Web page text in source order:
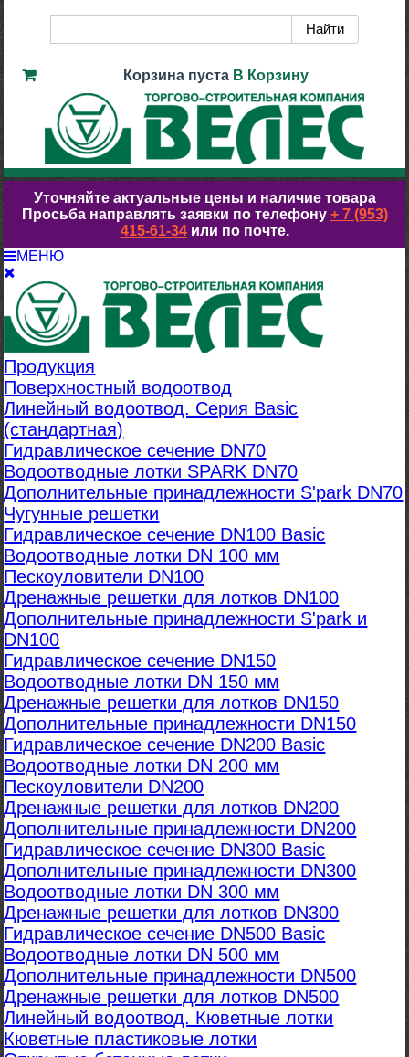
Корзина пуста В Корзину
Уточняйте актуальные цены и наличие товара
Просьба направлять заявки по телефону + 7 (953)
415-61-34или по почте.
МЕНЮ
Продукция
Поверхностный водоотвод
Линейный водоотвод. Серия Basic
(стандартная)
Гидравлическое сечение DN70
Водоотводные лотки SPARK DN70
Дополнительные принадлежности S'park DN70
Чугунные решетки
Гидравлическое сечение DN100 Basic
Водоотводные лотки DN 100 мм
Пескоуловители DN100
Дренажные решетки для лотков DN100
Дополнительные принадлежности S'park и
DN100
Гидравлическое сечение DN150
Водоотводные лотки DN 150 мм
Дренажные решетки для лотков DN150
Дополнительные принадлежности DN150
Гидравлическое сечение DN200 Basic
Водоотводные лотки DN 200 мм
Пескоуловители DN200
Дренажные решетки для лотков DN200
Дополнительные принадлежности DN200
Гидравлическое сечение DN300 Basic
Дополнительные принадлежности DN300
Водоотводные лотки DN 300 мм
Дренажные решетки для лотков DN300
Гидравлическое сечение DN500 Basic
Водоотводные лотки DN 500 мм
Дополнительные принадлежности DN500
Дренажные решетки для лотков DN500
Линейный водоотвод. Кюветные лотки
Кюветные пластиковые лотки